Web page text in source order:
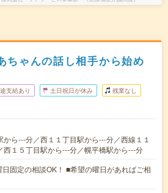
ゃんの話し相手から始め
支給あり 土日祝日が休み 残業なし
から---分／西１１丁目駅から---分／西線１１
西１５丁目駅から---分／幌平橋駅から---分
固定の相談OK！ ■希望の曜日があればご相